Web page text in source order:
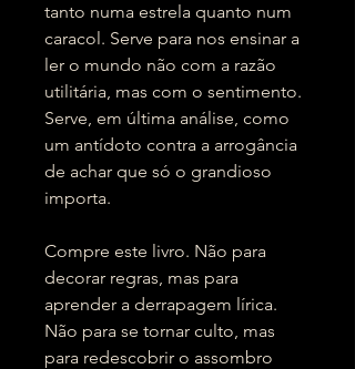
tanto numa estrela quanto num
caracol. Serve para nos ensinar a
ler o mundo não com a razão
utilitária, mas com o sentimento.
Serve, em última análise, como
um antídoto contra a arrogância
de achar que só o grandioso
importa.
Compre este livro. Não para
decorar regras, mas para
aprender a derrapagem lírica.
Não para se tornar culto, mas
para redescobrir o assombro